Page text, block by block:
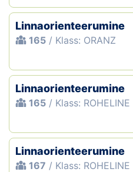
Linnaorienteerumine
165 / Klass: ORANZ
Linnaorienteerumine
165 / Klass: ROHELINE
Linnaorienteerumine
167 / Klass: ROHELINE